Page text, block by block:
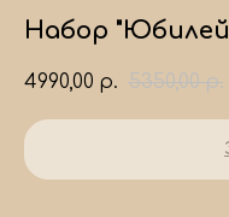
Набор
4990,00 р. 5350,00 р.